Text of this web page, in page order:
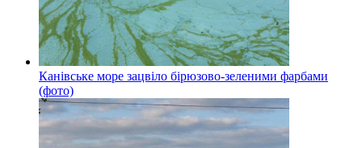
Канівське море зацвіло бірюзово-зеленими фарбами
(фото)